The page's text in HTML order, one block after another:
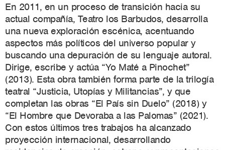
En 2011, en un proceso de transición hacia su
actual compañía, Teatro los Barbudos, desarrolla
una nueva exploración escénica, acentuando
aspectos más políticos del universo popular y
buscando una depuración de su lenguaje autoral.
Dirige, escribe y actúa “Yo Maté a Pinochet”
(2013). Esta obra también forma parte de la trilogía
teatral “Justicia, Utopías y Militancias”, y que
completan las obras “El País sin Duelo” (2018) y
“El Hombre que Devoraba a las Palomas” (2021).
Con estos últimos tres trabajos ha alcanzado
proyección internacional, desarrollando